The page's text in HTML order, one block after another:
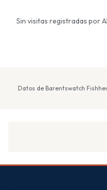
Sin visitas registradas por
Datos de Barentswatch